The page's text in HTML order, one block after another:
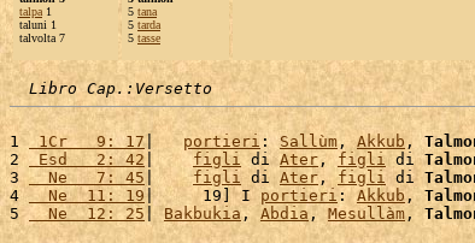
talpa 1
taluni 1
talvolta 7
5 tana
5 tarda
5 tasse
Libro Cap.:Versetto
1 1Cr   9: 17| portieri : Sallùm , Akkub ,
2
Esd   2: 42 | figli di Ater , figli di
3
  Ne   7: 45
| figli di Ater , figli di
4
  Ne  11: 19
|     19] I portieri : Akkub ,
5
  Ne  12: 25
| Bakbukia, Abdia , Mesullàm ,